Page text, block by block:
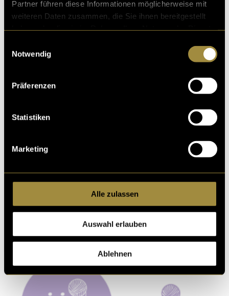
Partner führen diese Informationen möglicherweise mit
weiteren Daten zusammen, die Sie ihnen bereitgestellt
Notwendig
Präferenzen
Statistiken
Marketing
Alle zulassen
Auswahl erlauben
Ablehnen
Hier sind zusätzlich verschiedene Varianten von
Profilbildern für Instagram: